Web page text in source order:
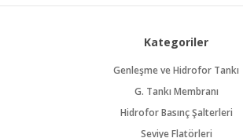
Kategoriler
Genleşme ve Hidrofor Tankı
G. Tankı Membranı
Hidrofor Basınç Şalterleri
Seviye Flatörleri